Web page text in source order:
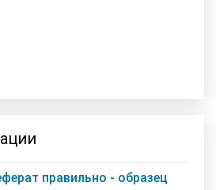
правильно - образец